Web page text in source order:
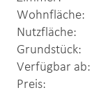
Wohnfläche:
Nutzfläche:
Grundstück:
Verfügbar ab:
Preis: